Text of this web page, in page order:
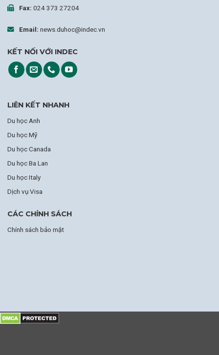
Fax: 024 373 27204
Email: news.duhoc@indec.vn
KẾT NỐI VỚI INDEC
LIÊN KẾT NHANH
Du học Anh
Du học Mỹ
Du học Canada
Du học Ba Lan
Du học Italy
Dịch vụ Visa
CÁC CHÍNH SÁCH
Chính sách bảo mật